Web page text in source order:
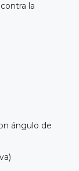
la
ángulo de